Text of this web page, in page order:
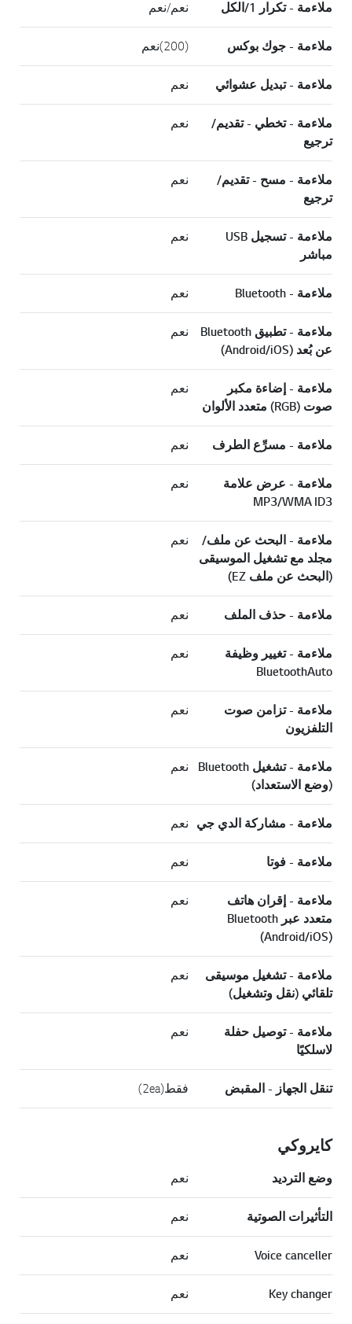
ملاءمة - تكرار 1/الكل نعم/نعم
ملاءمة - جوك بوكس (200)نعم
ملاءمة - تبديل عشوائي نعم
ملاءمة - تخطي - تقديم/
ترجيع
نعم
ملاءمة - مسح - تقديم/
ترجيع
نعم
ملاءمة - تسجيل USB
مباشر
نعم
ملاءمة - Bluetooth نعم
ملاءمة - تطبيق Bluetooth
عن بُعد (Android/iOS)
نعم
ملاءمة - إضاءة مكبر
صوت (RGB) متعدد الألوان
نعم
ملاءمة - مسرِّع الطرف نعم
ملاءمة - عرض علامة
MP3/WMA ID3
نعم
ملاءمة - البحث عن ملف/
مجلد مع تشغيل الموسيقى
(البحث عن ملف EZ)
نعم
ملاءمة - حذف الملف نعم
ملاءمة - تغيير وظيفة
BluetoothAuto
نعم
ملاءمة - تزامن صوت
التلفزيون
نعم
ملاءمة - تشغيل Bluetooth
(وضع الاستعداد)
نعم
ملاءمة - مشاركة الدي جي نعم
ملاءمة - فوتا نعم
ملاءمة - إقران هاتف
متعدد عبر Bluetooth
(Android/iOS)
نعم
ملاءمة - تشغيل موسيقى
تلقائي (نقل وتشغيل)
نعم
ملاءمة - توصيل حفلة
لاسلكيًا
نعم
تنقل الجهاز - المقبض فقط(2ea)
كايروكي
وضع الترديد نعم
التأثيرات الصوتية نعم
Voice canceller نعم
Key changer نعم